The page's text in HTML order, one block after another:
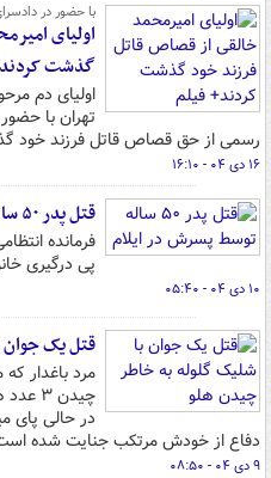
با حضور در
اولیای
گذشت
اولیای دم
تهران با
رسمی از حق قصاص قاتل فرزند خود
۱۶ دی ۰۴ - ۱۶:۱۰
قتل پدر ۵۰ ساله توسط پسرش در ایلام
فرمانده
پی درگیری
۱۰ دی ۰۴ - ۰۵:۴۰
قتل یک جوان
مرد باغدار
چیدن
در حالی پای
دفاع از خودش مرتکب جنایت شده
۹ دی ۰۴ - ۰۸:۵۰